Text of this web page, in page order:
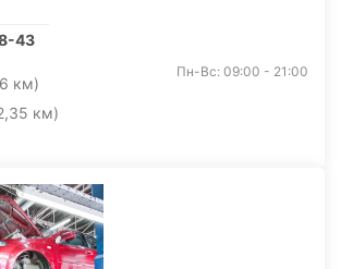
43
км)
км)
Пн-Вс: 09:00 - 21:00